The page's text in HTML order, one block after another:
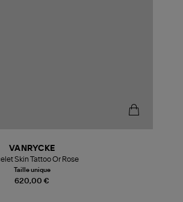
620,00 €
VANRYCKE
Skin Tattoo Or Rose
Taille unique